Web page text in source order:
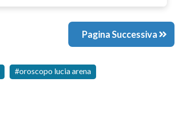
Pagina Successiva
oroscopo lucia arena